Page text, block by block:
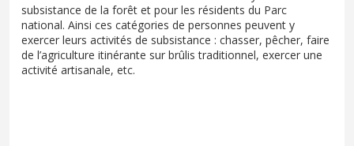
subsistance de la forêt et pour les résidents du Parc
national. Ainsi ces catégories de personnes peuvent y
exercer leurs activités de subsistance : chasser, pêcher, faire
de l’agriculture itinérante sur brûlis traditionnel, exercer une
activité artisanale, etc.